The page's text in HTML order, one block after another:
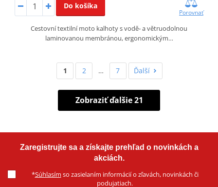
Do košíka
Porovnať
Cestovní textilní moto kalhoty s vodě‑ a větruodolnou
laminovanou membránou, ergonomickým…
1 2 … 7 Ďalší
Zobraziť ďalšie 21
Zaregistrujte sa a získajte prehľad o novinkách a
akciách.
*Súhlasím so zasielaním informácií o zľavách, novinkách či
podujatiach.